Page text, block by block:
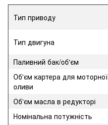
Тип приводу
Тип двигуна
Паливний бак/об'єм
Об'єм картера для моторної
оливи
Об'єм масла в редукторі
Номінальна потужність